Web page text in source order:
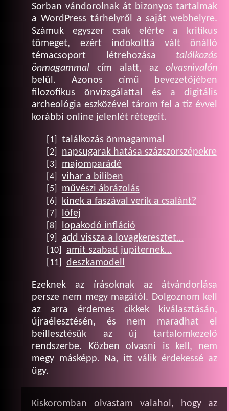
Sorban vándorolnak át bizonyos tartalmak
a WordPress tárhelyről a saját webhelyre.
Számuk egyszer csak elérte a kritikus
tömeget, ezért indokolttá vált önálló
témacsoport létrehozása találkozás
önmagammal cím alatt, azolvasnivalón
belül. Azonos című bevezetőjében
filozofikus önvizsgálattal és a digitális
archeológia eszközével tárom fel a tíz évvel
korábbi online jelenlét rétegeit.
[1] találkozás önmagammal
[2] napsugarak hatása százszorszépekre
[3] majomparádé
[4] vihar a biliben
[5] művészi ábrázolás
[6] kinek a faszával verik a csalánt?
[7] lófej
[8] lopakodó infláció
[9] add vissza a lovagkeresztet…
[10] amit szabad jupiternek…
[11] deszkamodell
Ezeknek az írásoknak az átvándorlása
persze nem megy magától. Dolgoznom kell
az arra érdemes cikkek kiválasztásán,
újraélesztésén, és nem maradhat el
beillesztésük az új tartalomkezelő
rendszerbe. Közben olvasni is kell, nem
megy másképp. Na, itt válik érdekessé az
ügy.
Kiskoromban olvastam valahol, hogy az